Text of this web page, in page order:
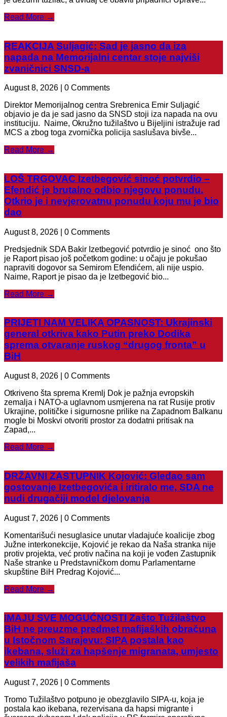
Read More →
REAKCIJA Suljagić: Sad je jasno da iza
napada na Memorijalni centar stoje najviši
zvaničnici SNSD-a
August 8, 2026 | 0 Comments
Direktor Memorijalnog centra Srebrenica Emir Suljagić
objavio je da je sad jasno da SNSD stoji iza napada na ovu
instituciju. Naime, Okružno tužilaštvo u Bijeljini istražuje rad
MCS a zbog toga zvornička policija saslušava bivše...
Read More →
LOŠ TRGOVAC Izetbegović sinoć potvrdio –
Efendić je brutalno odbio njegovu ponudu.
Otkrio je i nevjerovatnu ponudu koju mu je bio
dao
August 8, 2026 | 0 Comments
Predsjednik SDA Bakir Izetbegović potvrdio je sinoć ono što
je Raport pisao još početkom godine: u očaju je pokušao
napraviti dogovor sa Semirom Efendićem, ali nije uspio.
Naime, Raport je pisao da je Izetbegović bio...
Read More →
PRIJETI NAM VELIKA OPASNOST: Ukrajinski
general otkriva kako Putin preko Dodika
sprema otvaranje ruskog “drugog fronta” u
BiH
August 8, 2026 | 0 Comments
Otkriveno šta sprema Kremlj Dok je pažnja evropskih
zemalja i NATO-a uglavnom usmjerena na rat Rusije protiv
Ukrajine, političke i sigurnosne prilike na Zapadnom Balkanu
mogle bi Moskvi otvoriti prostor za dodatni pritisak na
Zapad,...
Read More →
DRŽAVNI ZASTUPNIK Kojović: Gledao sam
gostovanje Izetbegovića i iritiralo me, SDA ne
nudi drugačiji model djelovanja
August 7, 2026 | 0 Comments
Komentarišući nesuglasice unutar vladajuće koalicije zbog
Južne interkonekcije, Kojović je rekao da Naša stranka nije
protiv projekta, već protiv načina na koji je vođen Zastupnik
Naše stranke u Predstavničkom domu Parlamentarne
skupštine BiH Predrag Kojović...
Read More →
IMAJU SVE MOGUĆNOSTI Zašto Tužilaštvo
BiH ne preuzme predmet mafijaških obračuna
u Istočnom Sarajevu: SIPA postala kao
ikebana, služi za hapšenje migranata, umjesto
velikih mafijaša
August 7, 2026 | 0 Comments
Tromo Tužilaštvo potpuno je obezglavilo SIPA-u, koja je
postala kao ikebana, rezervisana da hapsi migrante i